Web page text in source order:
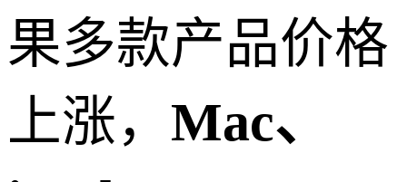
果多款产品价格
上涨， Mac、